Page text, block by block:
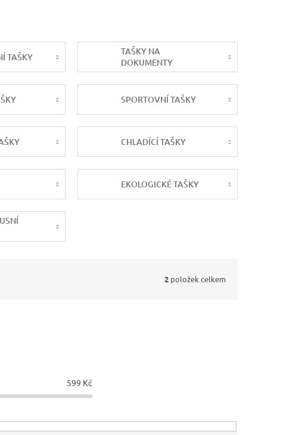
TAŠKY
TAŠKY NA
DOKUMENTY
SPORTOVNÍ TAŠKY
CHLADÍCÍ TAŠKY
EKOLOGICKÉ TAŠKY
2 položek celkem
599 Kč